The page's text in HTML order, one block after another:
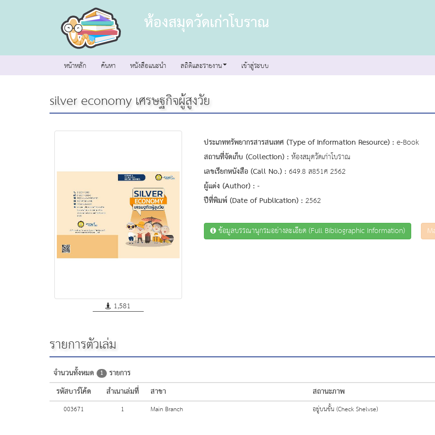
ห้องสมุดวัดเก่าโบราณ
หน้าหลัก ค้นหา หนังสือแนะนำ สถิติและรายงาน เข้าสู่ระบบ
silver economy เศรษฐกิจผู้สูงวัย
1,581
ประเภททรัพยากรสารสนเทศ (Type of Information Resource) : e-Book
สถานที่จัดเก็บ (Collection) : ห้องสมุดวัดเก่าโบราณ
เลขเรียกหนังสือ (Call No.) : 649.8 ส851ศ 2562
ผู้แต่ง (Author) : -
ปีที่พิมพ์ (Date of Publication) : 2562
ข้อมูลบรรณานุกรมอย่างละเอียด (Full Bibliographic Information)
รายการตัวเล่ม
จำนวนทั้งหมด 1 รายการ
รหัสบาร์โค้ด
สำเนาเล่มที่ สาขา สถานะภาพ
003671 1 Main Branch อยู่บนชั้น (Check Shelvse)